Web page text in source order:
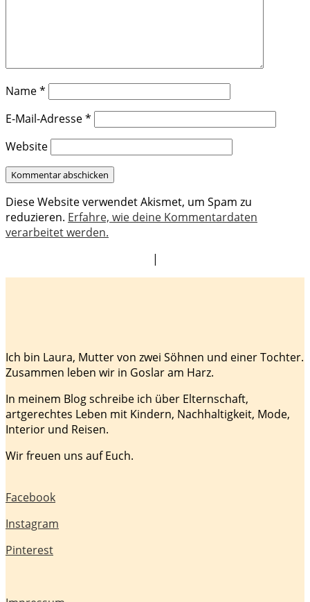
Name*
E-Mail-Adresse*
Website
Diese Website verwendet Akismet, um Spam zu
reduzieren. Erfahre, wie deine Kommentardaten
verarbeitet werden.
|
Ich bin Laura, Mutter von zwei Söhnen und einer Tochter.
Zusammen leben wir in Goslar am Harz.
In meinem Blog schreibe ich über Elternschaft,
artgerechtes Leben mit Kindern, Nachhaltigkeit, Mode,
Interior und Reisen.
Wir freuen uns auf Euch.
Facebook
Instagram
Pinterest